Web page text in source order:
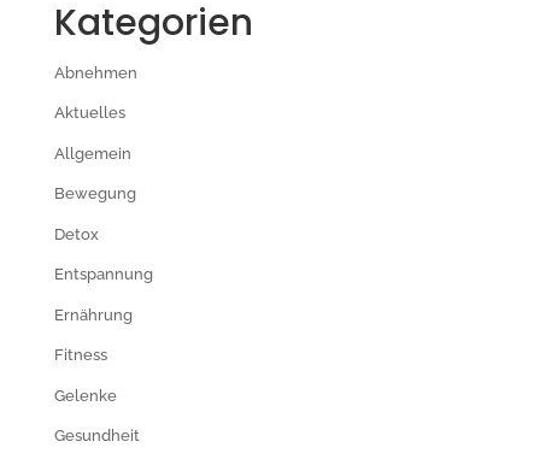
Kategorien
Abnehmen
Aktuelles
Allgemein
Bewegung
Detox
Entspannung
Ernährung
Fitness
Gelenke
Gesundheit